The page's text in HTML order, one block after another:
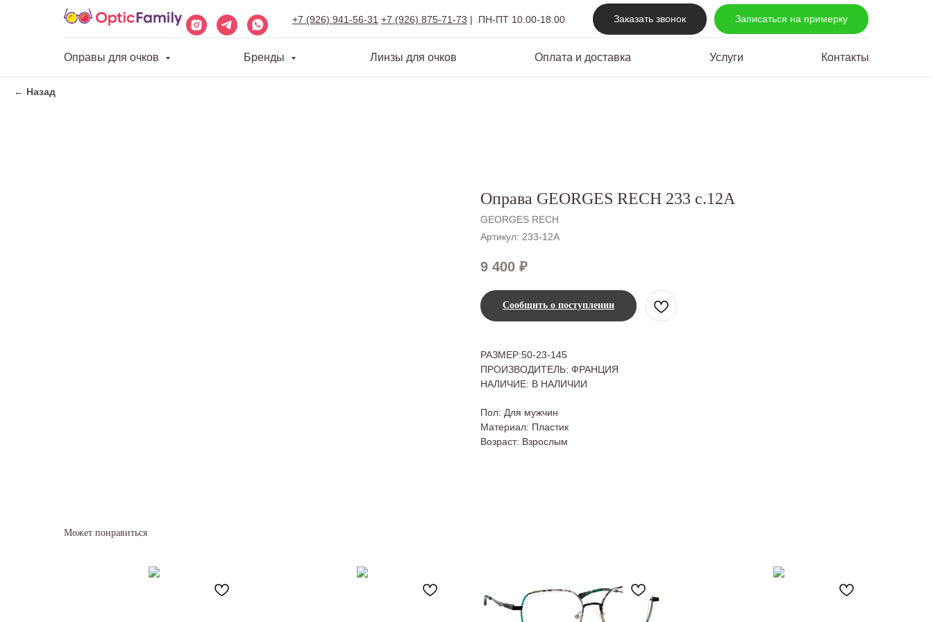
+7 (926) 941-56-31 +7 (926) 875-71-73 | ПН-ПТ 10.00-18.00 Заказать звонок Записаться на примерку
Оправы для очков Бренды Линзы для очков Оплата и доставка Услуги Контакты
← Назад
Оправа GEORGES RECH 233 c.12А
GEORGES RECH
Артикул: 233-12А
9 400 ₽
Сообщить о поступлении
РАЗМЕР:50-23-145
ПРОИЗВОДИТЕЛЬ: ФРАНЦИЯ
НАЛИЧИЕ: В НАЛИЧИИ
Пол: Для мужчин
Материал: Пластик
Возраст: Взрослым
Может понравиться